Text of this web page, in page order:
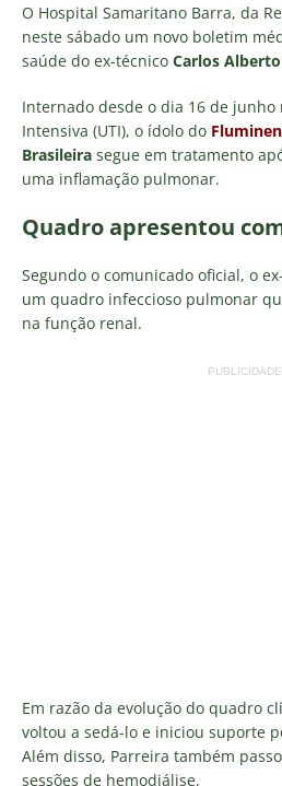
O Hospital Samaritano Barra, da
neste sábado um novo boletim
saúde do ex-técnico Carlos
Internado desde o dia 16 de junho
Intensiva (UTI), o ídolo do
Brasileira segue em tratamento
uma inflamação pulmonar.
Quadro apresentou
Segundo o comunicado oficial, o
um quadro infeccioso pulmonar
na função renal.
PUBLICIDADE
Em razão da evolução do quadro
voltou a sedá-lo e iniciou suporte
Além disso, Parreira também
sessões de hemodiálise.